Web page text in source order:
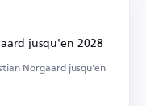
jusqu'en 2028
Norgaard jusqu'en